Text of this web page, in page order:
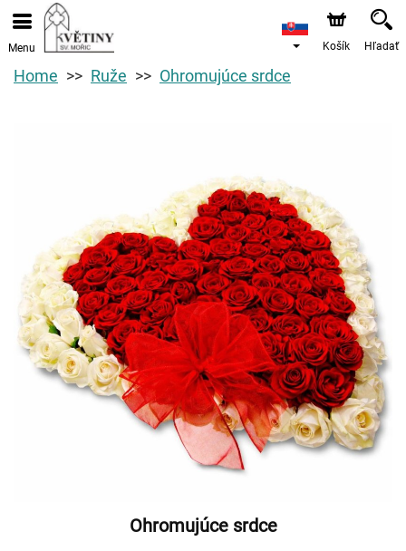
Menu Košík Hľadať
Home Ruže Ohromujúce srdce
Ohromujúce srdce